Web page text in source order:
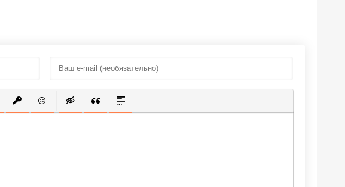
СПИСОКСПИСОК
ССЫЛКУ
ВСТАВИТЬ ЗАЩИЩЕННУЮ ССЫЛКУ
ВСТАВИТЬ СМАЙЛИК
ВСТАВКА СКРЫТОГО ТЕКСТА
ВСТАВКА ЦИТАТЫ
ВСТАВКА СПОЙЛЕРА